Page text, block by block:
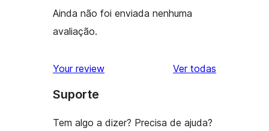
Ainda não foi enviada nenhuma
avaliação.
Your review Ver todas
Suporte
Tem algo a dizer? Precisa de ajuda?